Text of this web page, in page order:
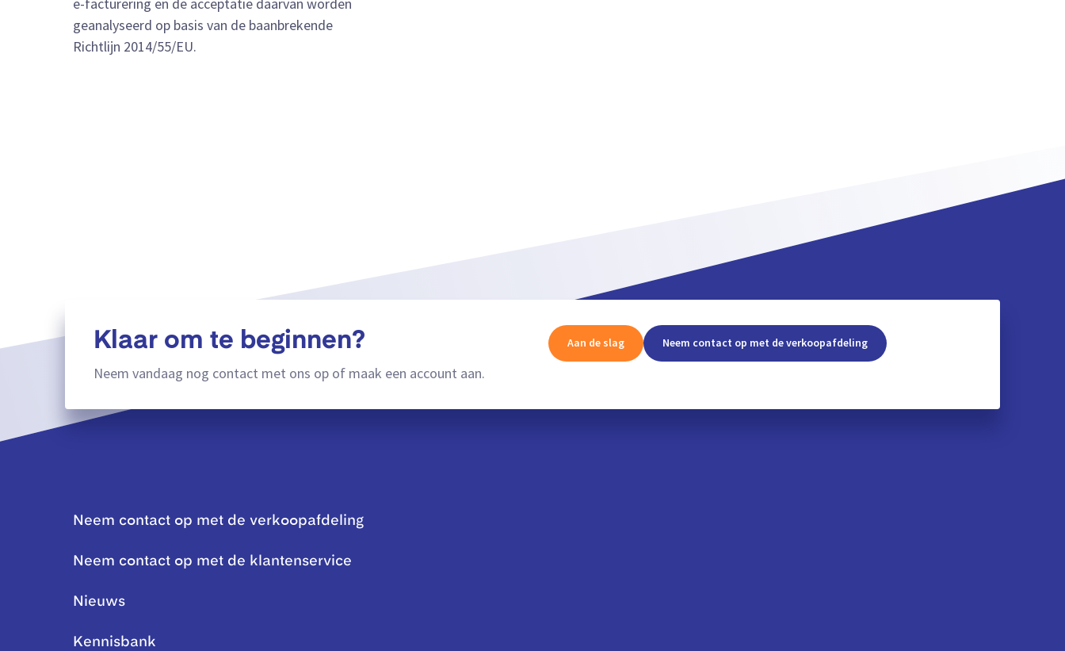
geanalyseerd op basis van de baanbrekende
Richtlijn 2014/55/EU.
Klaar om te beginnen?
Neem vandaag nog contact met ons op of maak een account aan.
Aan de slag Neem contact op met de verkoopafdeling
Neem contact op met de verkoopafdeling
Neem contact op met de klantenservice
Nieuws
Kennisbank